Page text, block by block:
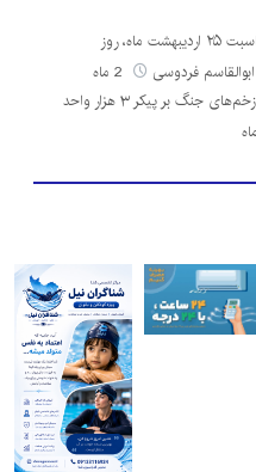
پیام آیت الله سیّدمجتبی خامنه‌ای به مناسبت ۲۵ اردیبهشت ماه، روز
فردوسی
از سنگر دفاع تا میدان سازندگی؛ ترمیم زخم‌های جنگ بر پیکر ۳ هزار واحد